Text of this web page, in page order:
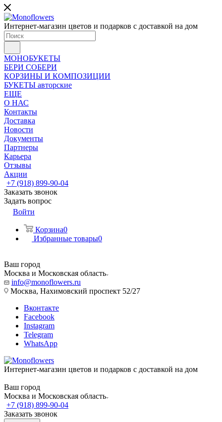
Интернет-магазин цветов и подарков с доставкой на дом
МОНОБУКЕТЫ
БЕРИ СОБЕРИ
КОРЗИНЫ И КОМПОЗИЦИИ
БУКЕТЫ авторские
ЕЩЕ
О НАС
Контакты
Доставка
Новости
Документы
Партнеры
Карьера
Отзывы
Акции
+7 (918) 899-90-04
Заказать звонок
Задать вопрос
Войти
Корзина0
Избранные товары0
Ваш город
Москва и Московская область
info@monoflowers.ru
Москва, Нахимовский проспект 52/27
Вконтакте
Facebook
Instagram
Telegram
WhatsApp
Интернет-магазин цветов и подарков с доставкой на дом
Ваш город
Москва и Московская область
+7 (918) 899-90-04
Заказать звонок